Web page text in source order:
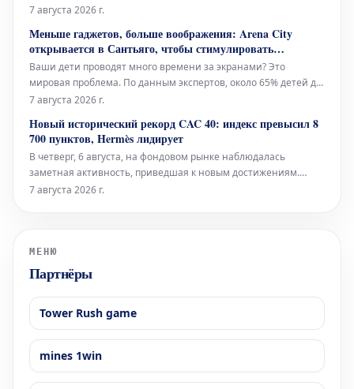
затронет поддержку будущего эксперимента в ЦЕРН, а также
– всемирно признанного инструмента.
7 августа 2026 г.
Меньше гаджетов, больше воображения: Arena City
открывается в Сантьяго, чтобы стимулировать
свободную игру вдали от экранов
Ваши дети проводят много времени за экранами? Это
мировая проблема. По данным экспертов, около 65% детей до
12 лет ежедневно проводят перед экранами более трех часов,
часа. В поисках способов отвлечь, особенно детей, от
цифрового мира,
7 августа 2026 г.
Новый исторический рекорд CAC 40: индекс превысил 8
700 пунктов, Hermès лидирует
В четверг, 6 августа, на фондовом рынке наблюдалась
заметная активность, приведшая к новым достижениям.
Французский биржевой индекс CAC 40 достиг
7 августа 2026 г.
МЕНЮ
Партнёры
Tower Rush game
mines 1win